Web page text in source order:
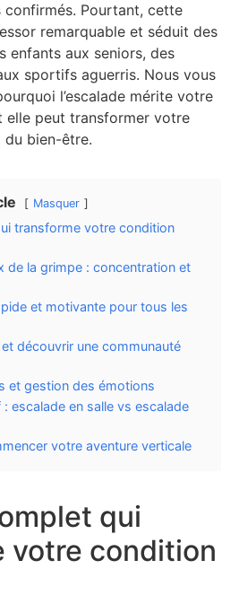
confirmés. Pourtant, cette
remarquable et séduit des
enfants aux seniors, des
sportifs aguerris. Nous vous
l’escalade mérite votre
elle peut transformer votre
bien-être.
Masquer
transforme votre condition
de la grimpe : concentration et
et motivante pour tous les
découvrir une communauté
et gestion des émotions
escalade en salle vs escalade
votre aventure verticale
qui
votre condition